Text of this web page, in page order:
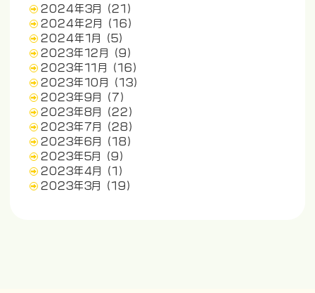
2024年3月
(21)
2024年2月
(16)
2024年1月
(5)
2023年12月
(9)
2023年11月
(16)
2023年10月
(13)
2023年9月
(7)
2023年8月
(22)
2023年7月
(28)
2023年6月
(18)
2023年5月
(9)
2023年4月
(1)
2023年3月
(19)